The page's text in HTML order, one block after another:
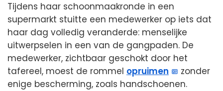
Tijdens haar schoonmaakronde in een
supermarkt stuitte een medewerker op iets dat
haar dag volledig veranderde: menselijke
uitwerpselen in een van de gangpaden. De
medewerker, zichtbaar geschokt door het
tafereel, moest de rommel opruimen
zonder
enige bescherming, zoals handschoenen.